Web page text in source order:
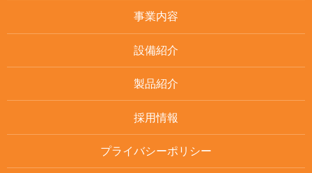
事業内容
設備紹介
製品紹介
採用情報
プライバシーポリシー